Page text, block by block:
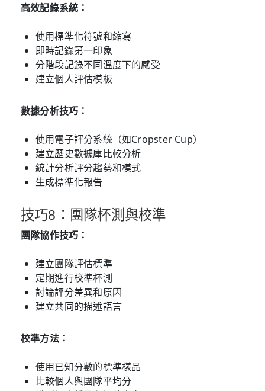
高效記錄系統：
使用標準化符號和縮寫
即時記錄第一印象
分階段記錄不同溫度下的感受
建立個人評估模板
數據分析技巧：
使用電子評分系統（如Cropster Cup）
建立歷史數據庫比較分析
統計分析評分趨勢和模式
生成標準化報告
技巧8：團隊杯測與校準
團隊協作技巧：
建立團隊評估標準
定期進行校準杯測
討論評分差異和原因
建立共同的描述語言
校準方法：
使用已知分數的標準樣品
比較個人與團隊平均分